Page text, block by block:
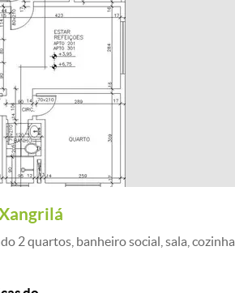
2 quartos, banheiro social, sala,